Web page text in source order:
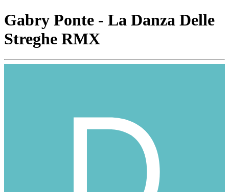
Gabry Ponte - La Danza Delle
Streghe RMX